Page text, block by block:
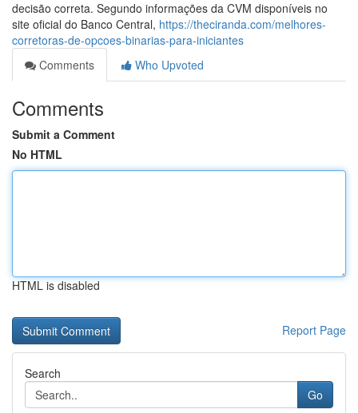
decisão correta. Segundo informações da CVM disponíveis no
site oficial do Banco Central, https://theciranda.com/melhores-
corretoras-de-opcoes-binarias-para-iniciantes
Comments
Who Upvoted
Comments
Submit a Comment
No HTML
HTML is disabled
Report Page
Search
Go